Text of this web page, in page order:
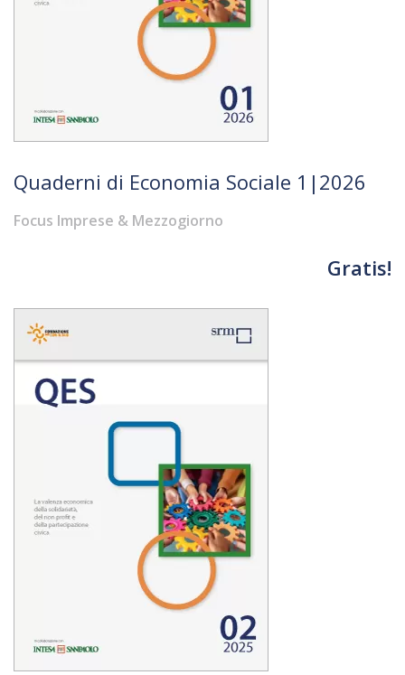
Quaderni di Economia Sociale 1|2026
Focus Imprese & Mezzogiorno
Gratis!